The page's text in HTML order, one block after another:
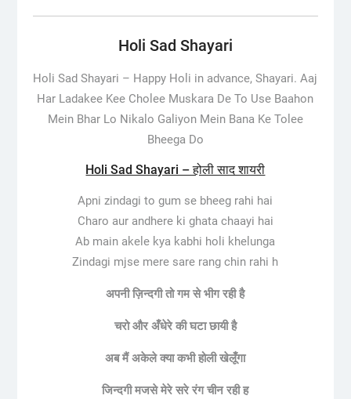
Holi Sad Shayari
Holi Sad Shayari – Happy Holi in advance, Shayari. Aaj
Har Ladakee Kee Cholee Muskara De To Use Baahon
Mein Bhar Lo Nikalo Galiyon Mein Bana Ke Tolee
Bheega Do
Holi Sad Shayari – होली साद शायरी
Apni zindagi to gum se bheeg rahi hai
Charo aur andhere ki ghata chaayi hai
Ab main akele kya kabhi holi khelunga
Zindagi mjse mere sare rang chin rahi h
अपनी ज़िन्दगी तो गम से भीग रही है
चरो और अँधेरे की घटा छायी है
अब मैं अकेले क्या कभी होली खेलूँगा
जिन्दगी मजसे मेरे सरे रंग चीन रही ह